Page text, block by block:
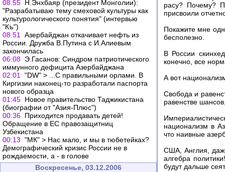
08:55 Н.Энхбаяр (президент Монголии):
"Разрабатываю тему смеховой культуры как
культурологического понятия" (интервью
"Къ")
08:51
Азербайджан откачивает нефть из
России. Дружба В.Путина с И.Алиевым
закончилась
06:08 Э.Гасанов: Синдром патриотического
иммунного дефицита Азербайджана
02:01
"DW" > ...С правильными орлами. В
Киргизии наконец-то разработали паспорта
нового образца
01:45 Новое правительство Таджикистана
(биографии от "Азия-Плюс")
00:36 Приходится продавать детей!
Обращение в ЕС правозащитниц
Узбекистана
00:13 "МК" > Нас мало, и мы в тюбетейках?
Демографический кризис России не в
рождаемости, а - в голове
Воскресенье, 03.12.2006
расу? Почему?
присвоили
Покажите мне
бесполезно.
В России
конечно, все
А вот
Свобода и
равенстве
национализм в
что наивные
США, Англия,
алгебра
будут дальше